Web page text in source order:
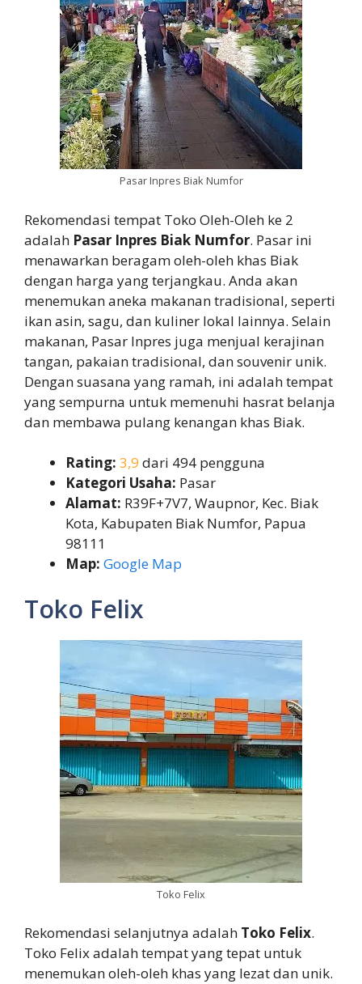
Pasar Inpres Biak Numfor
Rekomendasi tempat Toko Oleh-Oleh ke 2
adalah Pasar Inpres Biak Numfor. Pasar ini
menawarkan beragam oleh-oleh khas Biak
dengan harga yang terjangkau. Anda akan
menemukan aneka makanan tradisional, seperti
ikan asin, sagu, dan kuliner lokal lainnya. Selain
makanan, Pasar Inpres juga menjual kerajinan
tangan, pakaian tradisional, dan souvenir unik.
Dengan suasana yang ramah, ini adalah tempat
yang sempurna untuk memenuhi hasrat belanja
dan membawa pulang kenangan khas Biak.
Rating: 3,9 dari 494 pengguna
Kategori Usaha: Pasar
Alamat: R39F+7V7, Waupnor, Kec. Biak
Kota, Kabupaten Biak Numfor, Papua
98111
Map: Google Map
Toko Felix
Toko Felix
Rekomendasi selanjutnya adalah Toko Felix.
Toko Felix adalah tempat yang tepat untuk
menemukan oleh-oleh khas yang lezat dan unik.